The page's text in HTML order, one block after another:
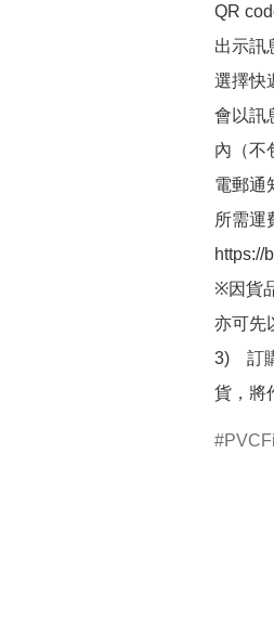
QR
出示訊
選擇快
會以訊
內（不
電郵通
所需運
https://
※因貨
亦可先
3)　訂
貨，將